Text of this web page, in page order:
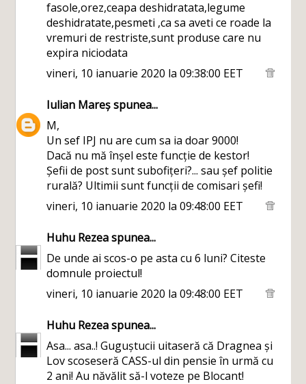
fasole,orez,ceapa deshidratata,legume
deshidratate,pesmeti ,ca sa aveti ce roade la
vremuri de restriste,sunt produse care nu
expira niciodata
vineri, 10 ianuarie 2020 la 09:38:00 EET
Iulian Mareșspunea...
M,
Un sef IPJ nu are cum sa ia doar 9000!
Dacă nu mă înșel este funcție de kestor!
Șefii de post sunt subofițeri?... sau șef politie
rurală? Ultimii sunt funcții de comisari șefi!
vineri, 10 ianuarie 2020 la 09:48:00 EET
Huhu Rezeaspunea...
De unde ai scos-o pe asta cu 6 luni? Citeste
domnule proiectul!
vineri, 10 ianuarie 2020 la 09:48:00 EET
Huhu Rezeaspunea...
Asa... asa..! Guguștucii uitaseră că Dragnea și
Lov scoseseră CASS-ul din pensie în urmă cu
2 ani! Au năvălit să-l voteze pe Blocant!